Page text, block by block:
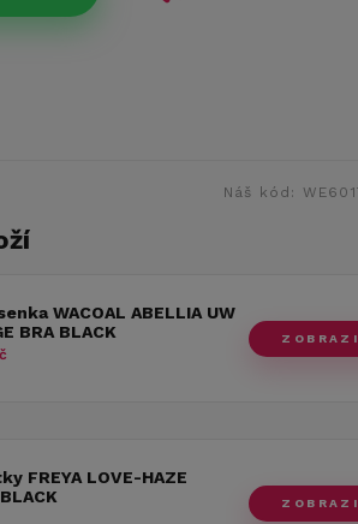
Náš kód:
WACOAL ABELLIA UW
BRA BLACK
FREYA LOVE-HAZE